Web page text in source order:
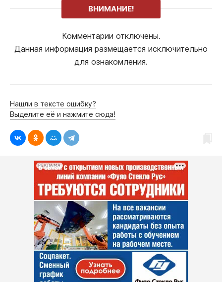
ВНИМАНИЕ!
Комментарии отключены.
Данная информация размещается исключительно
для ознакомления.
Нашли в тексте ошибку?
Выделите её и нажмите сюда!
РЕКЛАМА